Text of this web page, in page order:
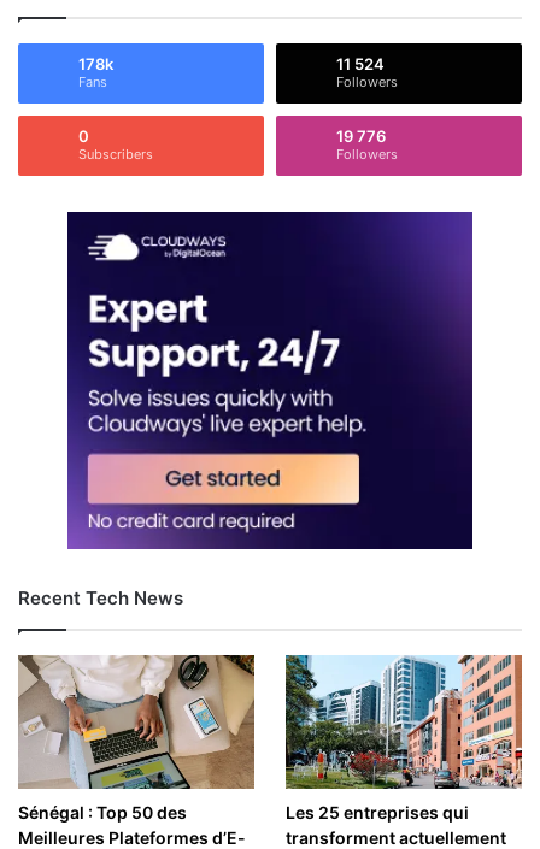
178k
Fans
11 524
Followers
0
Subscribers
19 776
Followers
Recent Tech News
Sénégal : Top 50 des
Meilleures Plateformes d’E-
Les 25 entreprises qui
transforment actuellement